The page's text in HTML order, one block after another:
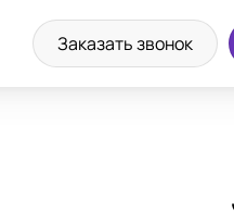
Заказать звонок